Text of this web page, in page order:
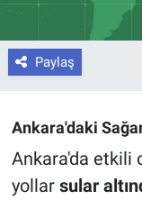
Paylaş
Ankara'daki
Ankara'da etkili
yollar sular